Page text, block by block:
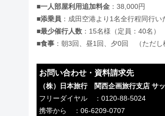
■一人部屋利用追加料金 ：38,000円
■添乗員 ：成田空港より1名全行程同行い
■最少催行人数 ：15名様（定員：40名）
■食事 ：朝3回、昼1回、夕0回 （ただし
お問い合わせ・資料請求先
（株）日本旅行 関西企画旅行支店 サ
フリーダイヤル ：0120-88-5024
携帯から ：06-6209-0707